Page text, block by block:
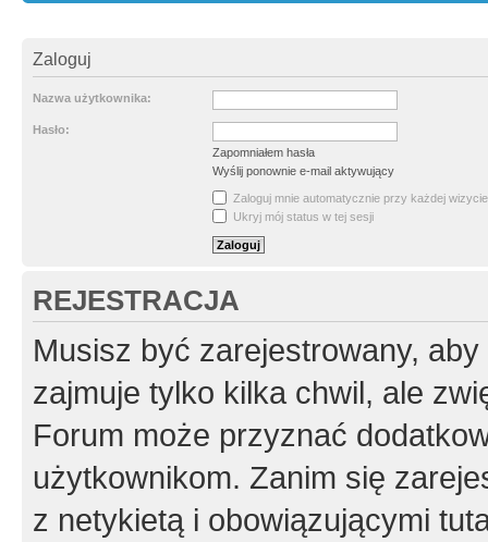
Zaloguj
Nazwa użytkownika:
Hasło:
Zapomniałem hasła
Wyślij ponownie e-mail aktywujący
Zaloguj mnie automatycznie przy każdej wizycie
Ukryj mój status w tej sesji
REJESTRACJA
Musisz być zarejestrowany,
zajmuje tylko kilka chwil, ale
Forum może przyznać
użytkownikom. Zanim się
z netykietą i obowiązującymi